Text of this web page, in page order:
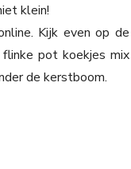
klein!
Kijk even op de
flinke pot koekjes mix
de kerstboom.